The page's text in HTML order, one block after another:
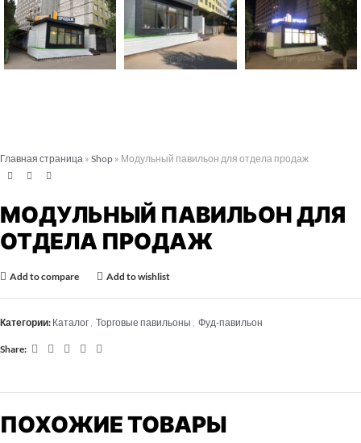
Главная страница » Shop » Модульный павильон для отдела продаж
МОДУЛЬНЫЙ ПАВИЛЬОН ДЛЯ
ОТДЕЛА ПРОДАЖ
Add to compare Add to wishlist
Категории: Каталог, Торговые павильоны , Фуд-павильон
Share:
ПОХОЖИЕ ТОВАРЫ